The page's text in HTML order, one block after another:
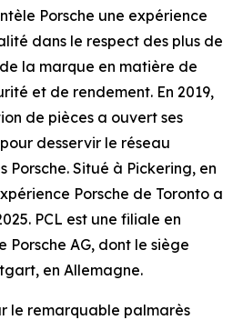
Porsche une expérience
dans le respect des plus de
la marque en matière de
et de rendement. En 2019,
de pièces a ouvert ses
desservir le réseau
Porsche. Situé à Pickering, en
Porsche de Toronto a
PCL est une filiale en
Porsche AG, dont le siège
en Allemagne.
le remarquable palmarès